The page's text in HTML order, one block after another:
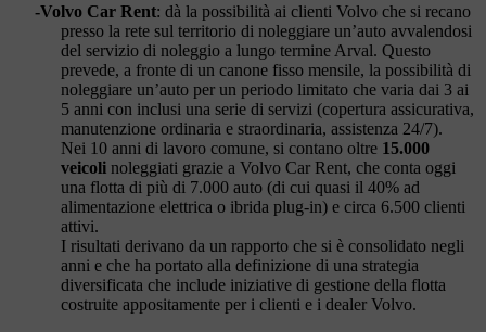
-Volvo Car Rent: dà la possibilità ai clienti Volvo che si recano
presso la rete sul territorio di noleggiare un’auto avvalendosi
del servizio di noleggio a lungo termine Arval. Questo
prevede, a fronte di un canone fisso mensile, la possibilità di
noleggiare un’auto per un periodo limitato che varia dai 3 ai
5 anni con inclusi una serie di servizi (copertura assicurativa,
manutenzione ordinaria e straordinaria, assistenza 24/7).
Nei 10 anni di lavoro comune, si contano oltre 15.000
veicoli noleggiati grazie a Volvo Car Rent, che conta oggi
una flotta di più di 7.000 auto (di cui quasi il 40% ad
alimentazione elettrica o ibrida plug-in) e circa 6.500 clienti
attivi.
I risultati derivano da un rapporto che si è consolidato negli
anni e che ha portato alla definizione di una strategia
diversificata che include iniziative di gestione della flotta
costruite appositamente per i clienti e i dealer Volvo.